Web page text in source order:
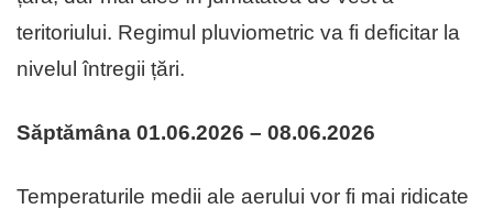
teritoriului. Regimul pluviometric va fi deficitar la
nivelul întregii țări.
Săptămâna 01.06.2026 – 08.06.2026
Temperaturile medii ale aerului vor fi mai ridicate